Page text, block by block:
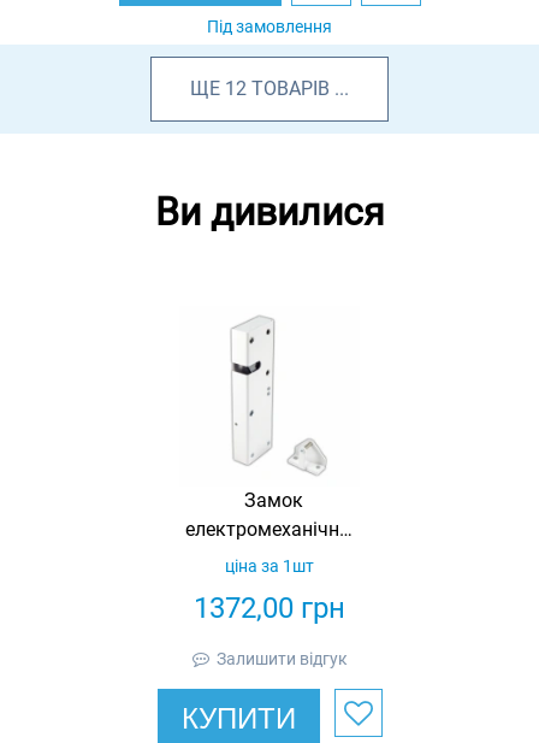
Під замовлення
ЩЕ 12 ТОВАРІВ ...
Ви дивилися
Замок
електромеханічний
накладний з
датчиком
Promix-SM323.10.
1-01
1372,00 грн
ціна за 1шт
Залишити відгук
КУПИТИ